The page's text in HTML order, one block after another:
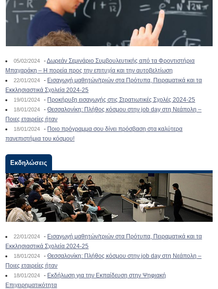
05/02/2024 -Δωρεάν Σεμινάριο Συμβουλευτικής από τα Φροντιστήρια
Μπαχαράκη – Η πορεία προς την επιτυχία και την αυτοβελτίωση
22/01/2024 - Εισαγωγή μαθητών/τριών στα Πρότυπα, Πειραματικά και τα
Εκκλησιαστικά Σχολεία 2024-25
19/01/2024 - Προκήρυξη εισαγωγής στις Στρατιωτικές Σχολές 2024-25
18/01/2024 -Θεσσαλονίκη: Πλήθος κόσμου στην job day στη Νεάπολη –
Ποιες εταιρείες ήταν
18/01/2024 - Ποιο πρόγραμμα σου δίνει πρόσβαση στα καλύτερα
πανεπιστήμια του κόσμου!
Εκδηλώσεις
22/01/2024 - Εισαγωγή μαθητών/τριών στα Πρότυπα, Πειραματικά και τα
Εκκλησιαστικά Σχολεία 2024-25
18/01/2024 -Θεσσαλονίκη: Πλήθος κόσμου στην job day στη Νεάπολη –
Ποιες εταιρείες ήταν
18/01/2024 - Εκδήλωση για την Εκπαίδευση στην Ψηφιακή
Επιχειρηματικότητα